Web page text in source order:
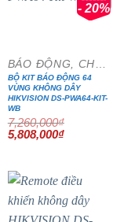
- 20%
BỘ KIT BÁO ĐỘNG 64
VÙNG KHÔNG DÂY
HIKVISION DS-PWA64-KIT-
WB
7,260,000₫
Giá
gốc
5,808,000₫Giá
5,808,000₫.